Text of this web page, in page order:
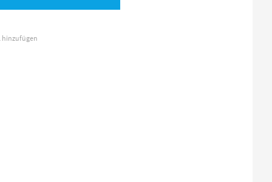
hinzufügen